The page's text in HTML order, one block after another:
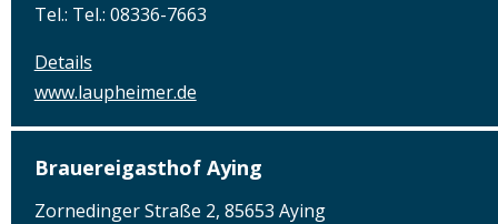
Tel.: Tel.: 08336-7663
Details
www.laupheimer.de
Brauereigasthof Aying
Zornedinger Straße 2, 85653 Aying